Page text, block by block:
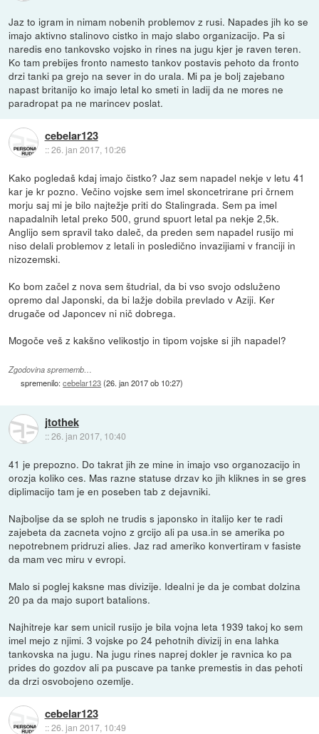
Jaz to igram in nimam nobenih problemov z rusi. Napades jih ko se
imajo aktivno stalinovo cistko in majo slabo organizacijo. Pa si
naredis eno tankovsko vojsko in rines na jugu kjer je raven teren.
Ko tam prebijes fronto namesto tankov postavis pehoto da fronto
drzi tanki pa grejo na sever in do urala. Mi pa je bolj zajebano
napast britanijo ko imajo letal ko smeti in ladij da ne mores ne
paradropat pa ne marincev poslat.
cebelar123
::26. jan 2017, 10:26
Kako pogledaš kdaj imajo čistko? Jaz sem napadel nekje v letu 41
kar je kr pozno. Večino vojske sem imel skoncetrirane pri črnem
morju saj mi je bilo najtežje priti do Stalingrada. Sem pa imel
napadalnih letal preko 500, grund spuort letal pa nekje 2,5k.
Anglijo sem spravil tako daleč, da preden sem napadel rusijo mi
niso delali problemov z letali in posledično invazijiami v franciji in
nizozemski.
Ko bom začel z nova sem študrial, da bi vso svojo odsluženo
opremo dal Japonski, da bi lažje dobila prevlado v Aziji. Ker
drugače od Japoncev ni nič dobrega.
Mogoče veš z kakšno velikostjo in tipom vojske si jih napadel?
Zgodovina sprememb…
spremenilo:cebelar123(26. jan 2017 ob 10:27)
jtothek
::26. jan 2017, 10:40
41 je prepozno. Do takrat jih ze mine in imajo vso organozacijo in
orozja koliko ces. Mas razne statuse drzav ko jih kliknes in se gres
diplimacijo tam je en poseben tab z dejavniki.
Najboljse da se sploh ne trudis s japonsko in italijo ker te radi
zajebeta da zacneta vojno z grcijo ali pa usa.in se amerika po
nepotrebnem pridruzi alies. Jaz rad ameriko konvertiram v fasiste
da mam vec miru v evropi.
Malo si poglej kaksne mas divizije. Idealni je da je combat dolzina
20 pa da majo suport batalions.
Najhitreje kar sem unicil rusijo je bila vojna leta 1939 takoj ko sem
imel mejo z njimi. 3 vojske po 24 pehotnih divizij in ena lahka
tankovska na jugu. Na jugu rines naprej dokler je ravnica ko pa
prides do gozdov ali pa puscave pa tanke premestis in das pehoti
da drzi osvobojeno ozemlje.
cebelar123
::26. jan 2017, 10:49